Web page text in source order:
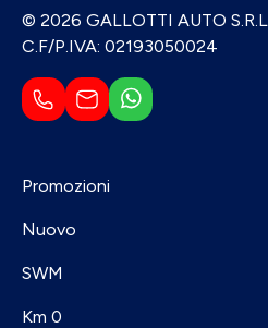
© 2026 GALLOTTI AUTO S.R.L.
C.F/P.IVA: 02193050024
Promozioni
Nuovo
SWM
Km 0